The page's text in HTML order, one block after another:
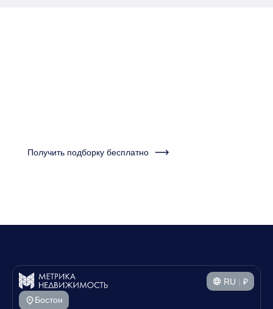
Получить подборку бесплатно
RU | ₽
Бостон